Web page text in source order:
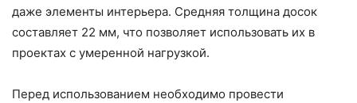
даже элементы интерьера. Средняя толщина досок
составляет 22 мм, что позволяет использовать их в
проектах с умеренной нагрузкой.
Перед использованием необходимо провести